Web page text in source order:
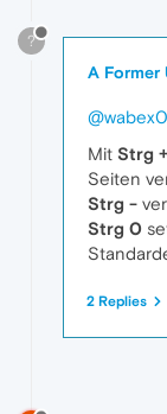
?
A Former
Mit Strg +
Seiten
Strg -
Strg 0
2 Replies